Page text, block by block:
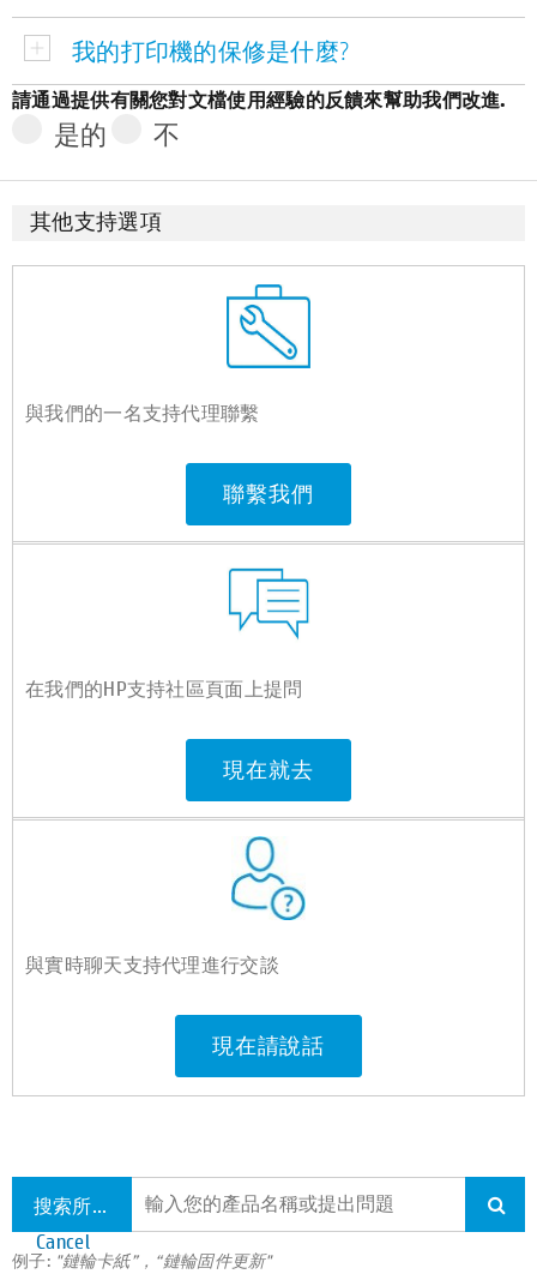
我的打印機的保修是什麼?
請通過提供有關您對文檔使用經驗的反饋來幫助我們改進.
是的 不
其他支持選項
與我們的一名支持代理聯繫
聯繫我們
在我們的HP支持社區頁面上提問
現在就去
與實時聊天支持代理進行交談
現在請說話
搜索所有支持
Cancel
例子: "鏈輪卡紙”，“鏈輪固件更新"